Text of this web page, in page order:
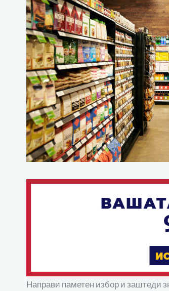
Направи паметен избор и заштеди